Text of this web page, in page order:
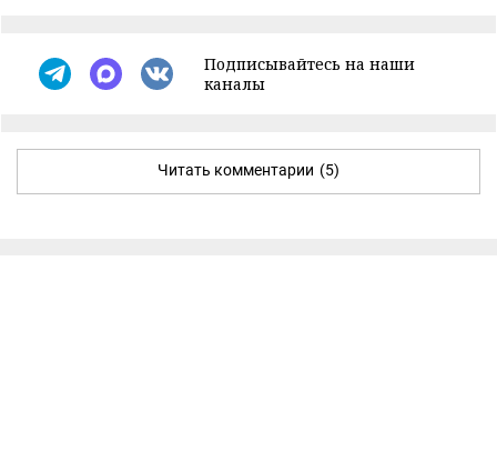
Подписывайтесь на наши
каналы
Читать комментарии (5)